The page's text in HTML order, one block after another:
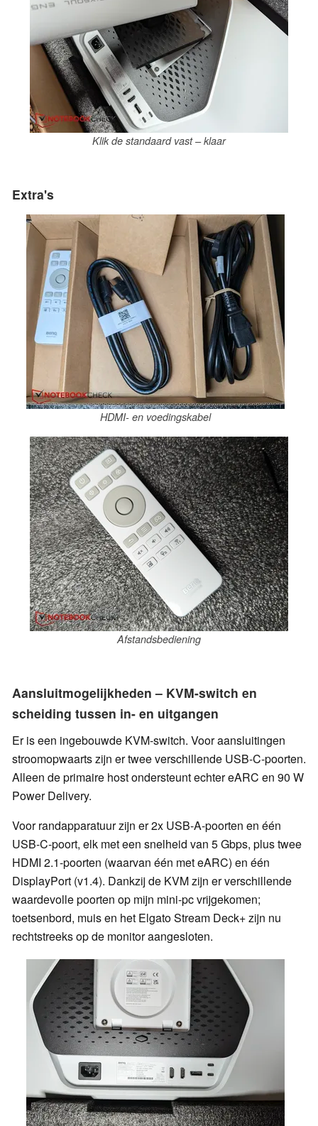
Klik de standaard vast – klaar
Extra's
HDMI- en voedingskabel
Afstandsbediening
Aansluitmogelijkheden – KVM-switch en
scheiding tussen in- en uitgangen
Er is een ingebouwde KVM-switch. Voor aansluitingen
stroomopwaarts zijn er twee verschillende USB-C-poorten.
Alleen de primaire host ondersteunt echter eARC en 90 W
Power Delivery.
Voor randapparatuur zijn er 2x USB-A-poorten en één
USB-C-poort, elk met een snelheid van 5 Gbps, plus twee
HDMI 2.1-poorten (waarvan één met eARC) en één
DisplayPort (v1.4). Dankzij de KVM zijn er verschillende
waardevolle poorten op mijn mini-pc vrijgekomen;
toetsenbord, muis en het Elgato Stream Deck+ zijn nu
rechtstreeks op de monitor aangesloten.